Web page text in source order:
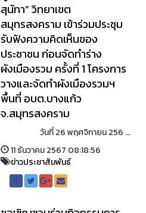
สุนัทา” วิทยาเขต
สมุทรสงคราม เข้าร่วมประชุม
รับฟังความคิดเห็นของ
ประชาชน ก่อนจัดทำร่าง
ผังเมืองรวม ครั้งที่ 1 โครงการ
วางและจัดทำผังเมืองรวมฯ
พื้นที่ อบต.บางแก้ว
จ.สมุทรสงคราม
วันที่ 26 พฤศจิกายน 256 ...
11 ธันวาคม 2567 08:18:56
ข่าวประชาสัมพันธ์